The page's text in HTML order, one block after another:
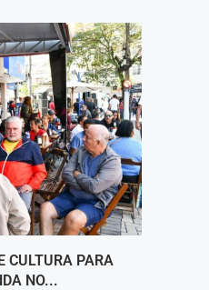
CULTURA PARA
NO...